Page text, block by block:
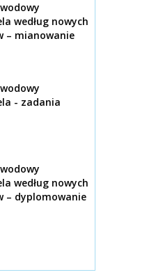
według nowych
– mianowanie
- zadania
według nowych
– dyplomowanie